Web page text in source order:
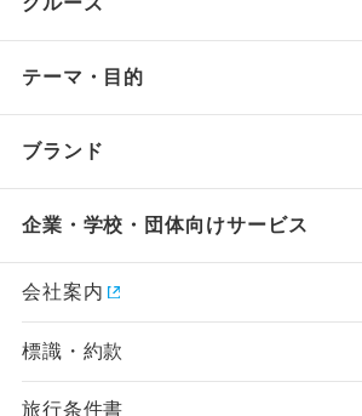
テーマ・目的
ブランド
企業・学校・団体向けサービス
会社案内
標識・約款
旅行条件書